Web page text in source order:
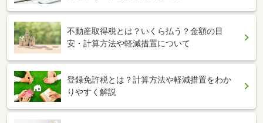
不動産取得税とは？いくら払う？金額の目
安・計算方法や軽減措置について
登録免許税とは？計算方法や軽減措置をわか
りやすく解説